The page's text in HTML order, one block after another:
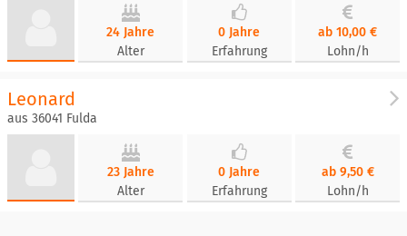
24 Jahre
Alter
0 Jahre
Erfahrung
ab 10,00 €
Lohn/h
Leonard
aus 36041 Fulda
23 Jahre
Alter
0 Jahre
Erfahrung
ab 9,50 €
Lohn/h